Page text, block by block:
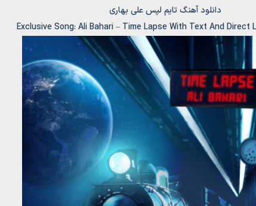
دانلود آهنگ تایم لپس علی بهاری
Exclusive Song: Ali Bahari– Time Lapse With Text And Direct